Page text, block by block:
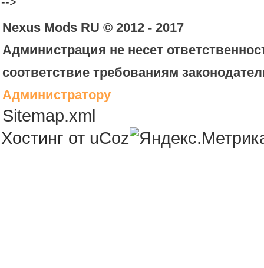
Nexus Mods RU © 2012 - 2017
Администрация не несет
соответствие требованиям
Администратору
Sitemap.xml
Хостинг от uCoz